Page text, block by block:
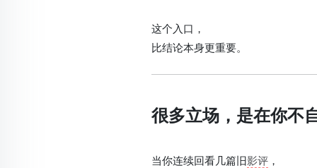
这个入口，
比结论本身更重要。
很多立场，是在你不
当你连续回看几篇旧影评 ，